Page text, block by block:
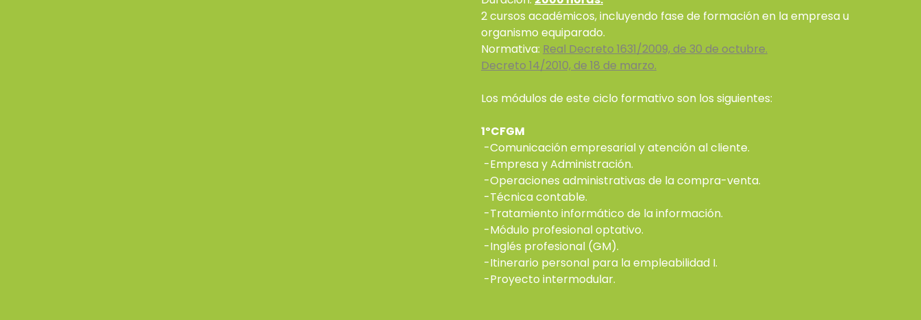
2 cursos académicos, incluyendo fase de formación en la empresa u
organismo equiparado.
Normativa: Real Decreto 1631/2009, de 30 de octubre.
Decreto 14/2010, de 18 de marzo.
Los módulos de este ciclo formativo son los siguientes:
1ºCFGM
-Comunicación empresarial y atención al cliente.
-Empresa y Administración.
-Operaciones administrativas de la compra-venta.
-Técnica contable.
-Tratamiento informático de la información.
-Módulo profesional optativo.
-Inglés profesional (GM).
-Itinerario personal para la empleabilidad I.
-Proyecto intermodular.